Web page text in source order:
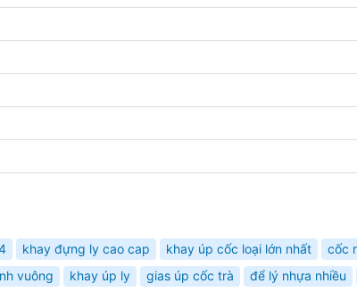
khay đựng ly cao cap khay úp cốc loại lớn nhất cốc
vuông khay úp ly gias úp cốc trà để lý nhựa nhiều